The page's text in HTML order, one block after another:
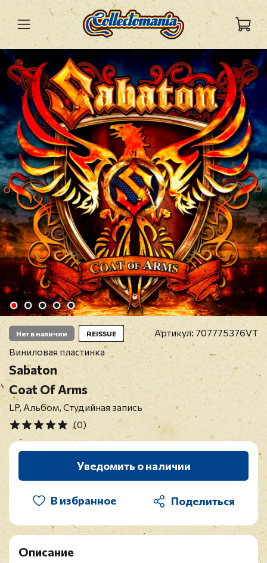
Нет в наличии REISSUE Артикул:707775376VT
Виниловая пластинка
Sabaton
Coat Of Arms
LP, Альбом, Студийная запись
(0)
Уведомить о наличии
В избранное
Описание